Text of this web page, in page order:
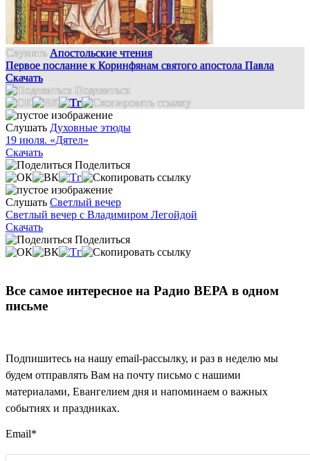
Слушать Апостольские чтения
Первое послание к Коринфянам святого апостола Павла
Скачать
Поделиться
Слушать Духовные этюды
19 июля. «Дятел»
Скачать
Поделиться
Слушать Светлый вечер
Светлый вечер с Владимиром Легойдой
Скачать
Поделиться
Все самое интересное на Радио ВЕРА в одном
письме
Подпишитесь на нашу email-рассылку, и раз в неделю мы
будем отправлять Вам на почту письмо с нашими
материалами, Евангелием дня и напоминаем о важных
событиях и праздниках.
Email*